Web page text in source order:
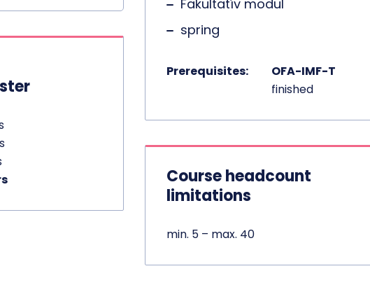
Fakultatív modul
spring
Prerequisites:
OFA-IMF-T
finished
Course headcount
limitations
min. 5 – max. 40